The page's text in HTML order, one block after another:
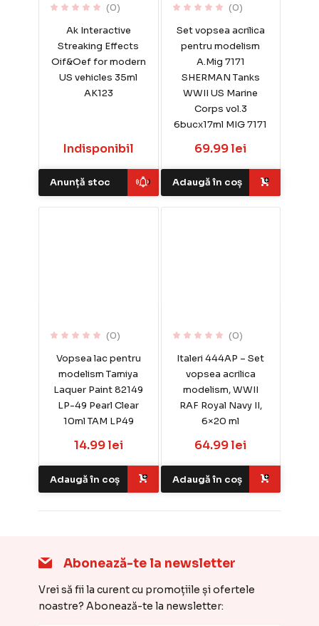
(0)
Ak Interactive
Streaking Effects
Oif&Oef for modern
US vehicles 35ml
AK123
Indisponibil
Anunță stoc
(0)
Set vopsea acrilica
pentru modelism
A.Mig 7171
SHERMAN Tanks
WWII US Marine
Corps vol.3
6bucx17ml MIG 7171
69.99 lei
Adaugă în coș
(0)
Vopsea lac pentru
modelism Tamiya
Laquer Paint 82149
LP-49 Pearl Clear
10ml TAM LP49
14.99 lei
Adaugă în coș
(0)
Italeri 444AP – Set
vopsea acrilica
modelism, WWII
RAF Royal Navy II,
6×20 ml
64.99 lei
Adaugă în coș
Abonează-te la newsletter
Vrei să fii la curent cu promoțiile și ofertele
noastre? Abonează-te la newsletter: